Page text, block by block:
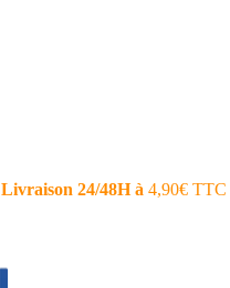
Livraison 24/48H à 4,90€ TTC